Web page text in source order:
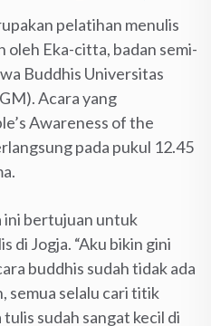
pelatihan menulis
oleh Eka-citta, badan semi-
Buddhis Universitas
Acara yang
Awareness of the
pada pukul 12.45
ini bertujuan untuk
di Jogja. “Aku bikin gini
buddhis sudah tidak ada
semua selalu cari titik
sudah sangat kecil di